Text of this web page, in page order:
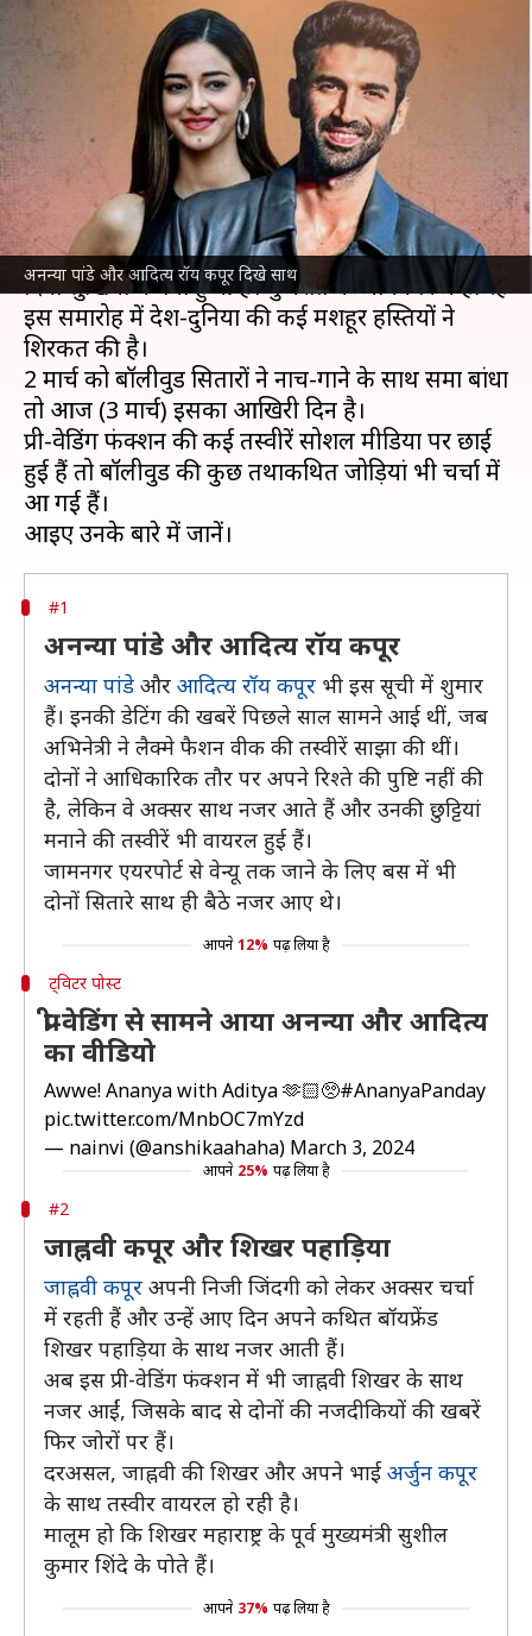
अनन्या पांडे और आदित्य रॉय कपूर दिखे साथ
अनंत अंबानी की प्री-वेडिंग में अनन्या
पांडे समेत इन अभिनेत्रियों के अफेयर
पर तेज हुई चर्चा
लेखन Mar 03, 2024 07:31 pm
क्या है खबर?
अनंत अंबानी औरराधिका मर्चेंट का प्री-वेडिंग फंक्शन इन
दिनों सुर्खियों में बना हुआ है। गुजरात के जामनगर में हो रहे
इस समारोह में देश-दुनिया की कई मशहूर हस्तियों ने
शिरकत की है।
2 मार्च को बॉलीवुड सितारों ने नाच-गाने के साथ समा बांधा
तो आज (3 मार्च) इसका आखिरी दिन है।
प्री-वेडिंग फंक्शन की कई तस्वीरें सोशल मीडिया पर छाई
हुई हैं तो बॉलीवुड की कुछ तथाकथित जोड़ियां भी चर्चा में
आ गई हैं।
#1
अनन्या पांडे और आदित्य रॉय कपूर
अनन्या पांडे और आदित्य रॉय कपूर भी इस सूची में शुमार
हैं। इनकी डेटिंग की खबरें पिछले साल सामने आई थीं, जब
अभिनेत्री ने लैक्मे फैशन वीक की तस्वीरें साझा की थीं।
दोनों ने आधिकारिक तौर पर अपने रिश्ते की पुष्टि नहीं की
है, लेकिन वे अक्सर साथ नजर आते हैं और उनकी छुट्टियां
मनाने की तस्वीरें भी वायरल हुई हैं।
जामनगर एयरपोर्ट से वेन्यू तक जाने के लिए बस में भी
दोनों सितारे साथ ही बैठे नजर आए थे।
आपने 12% पढ़ लिया है
ट्विटर पोस्ट
प्री-वेडिंग से सामने आया अनन्या और आदित्य
का वीडियो
Awwe! Ananya with Aditya 🫶🏻🥺#AnanyaPanday
pic.twitter.com/MnbOC7mYzd
— nainvi (@anshikaahaha) March 3, 2024
आपने 25% पढ़ लिया है
#2
जाह्नवी कपूर और शिखर पहाड़िया
जाह्नवी कपूर अपनी निजी जिंदगी को लेकर अक्सर चर्चा
में रहती हैं और उन्हें आए दिन अपने कथित बॉयफ्रेंड
शिखर पहाड़िया के साथ नजर आती हैं।
अब इस प्री-वेडिंग फंक्शन में भी जाह्नवी शिखर के साथ
नजर आईं, जिसके बाद से दोनों की नजदीकियों की खबरें
फिर जोरों पर हैं।
दरअसल, जाह्नवी की शिखर और अपने भाई अर्जुन कपूर
के साथ तस्वीर वायरल हो रही है।
मालूम हो कि शिखर महाराष्ट्र के पूर्व मुख्यमंत्री सुशील
कुमार शिंदे के पोते हैं।
आपने 37% पढ़ लिया है